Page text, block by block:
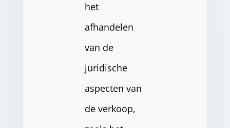
het
afhandelen
van de
juridische
aspecten van
de verkoop,